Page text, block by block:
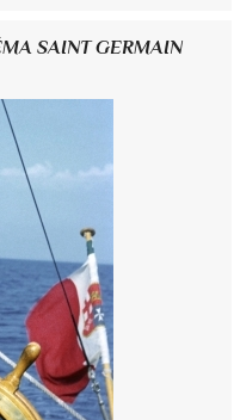
SAINT GERMAIN